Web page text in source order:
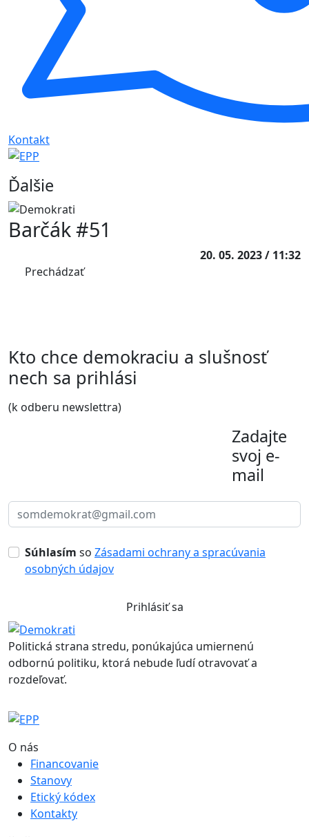
Kontakt
Ďalšie
Prechádzať
Barčák #51
20. 05. 2023 / 11:32
Kto chce demokraciu a slušnosť
nech sa prihlási
(k odberu newslettra)
Zadajte
svoj e-
mail
Súhlasím so Zásadami ochrany a spracúvania
osobných údajov
Prihlásiť sa
Politická strana stredu, ponúkajúca umiernenú
odbornú politiku, ktorá nebude ľudí otravovať a
rozdeľovať.
O nás
Financovanie
Stanovy
Etický kódex
Kontakty